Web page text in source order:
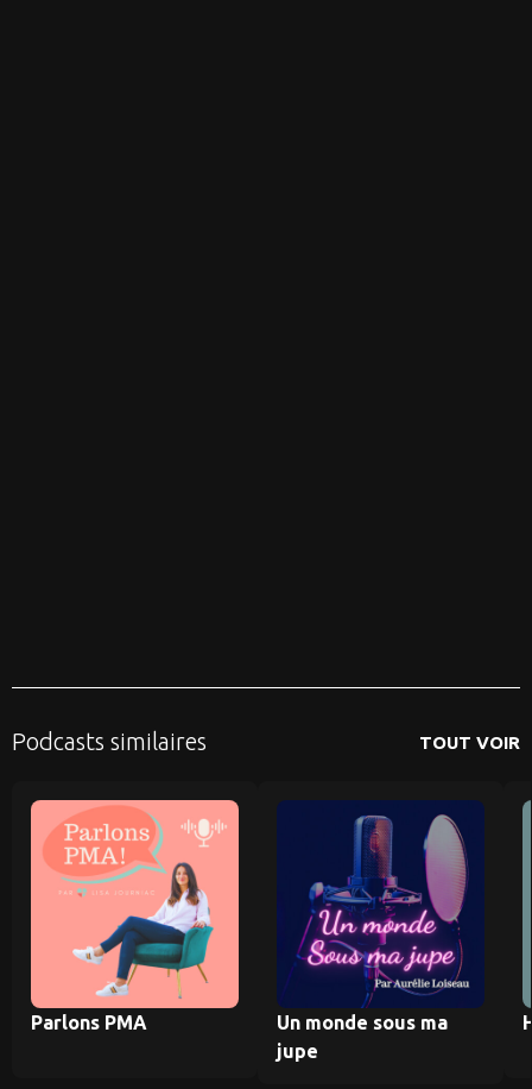
Podcasts similaires TOUT VOIR
Parlons PMA
Un monde sous ma
jupe